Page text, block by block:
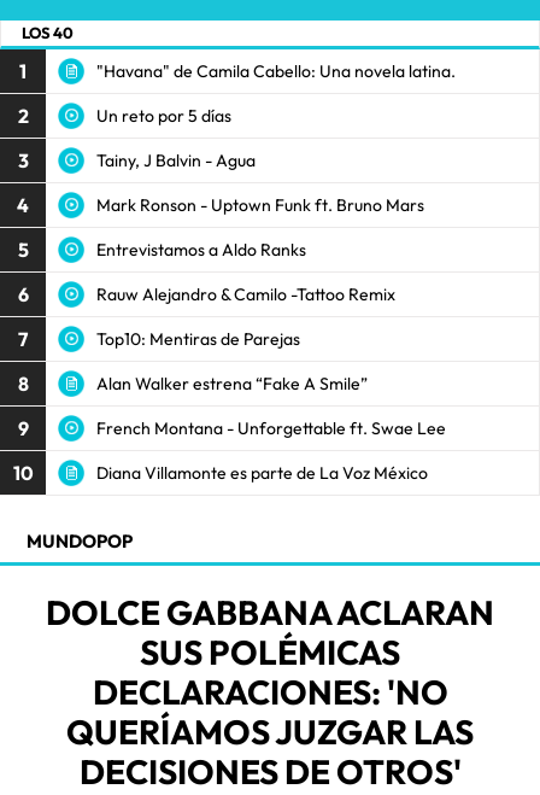
LOS 40
1 "Havana" de Camila Cabello: Una novela latina.
2 Un reto por 5 días
3 Tainy, J Balvin - Agua
4 Mark Ronson - Uptown Funk ft. Bruno Mars
5 Entrevistamos a Aldo Ranks
6 Rauw Alejandro & Camilo -Tattoo Remix
7 Top10: Mentiras de Parejas
8 Alan Walker estrena “Fake A Smile”
9 French Montana - Unforgettable ft. Swae Lee
10 Diana Villamonte es parte de La Voz México
MUNDOPOP
DOLCE GABBANA ACLARAN
SUS POLÉMICAS
DECLARACIONES: 'NO
QUERÍAMOS JUZGAR LAS
DECISIONES DE OTROS'